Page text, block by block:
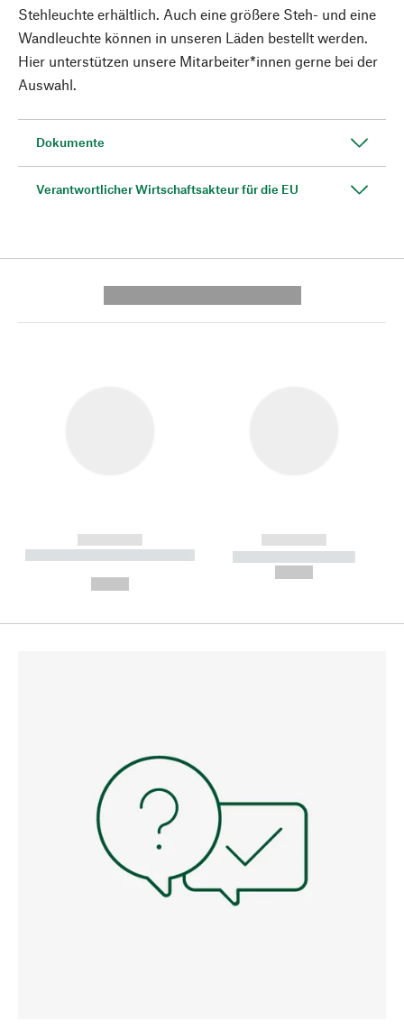
Stehleuchte erhältlich. Auch eine größere Steh- und eine
Wandleuchte können in unseren Läden bestellt werden.
Hier unterstützen unsere Mitarbeiter*innen gerne bei der
Auswahl.
Dokumente
Verantwortlicher Wirtschaftsakteur für die EU
------------
----------- ----------- --------
------------
----------- -----------